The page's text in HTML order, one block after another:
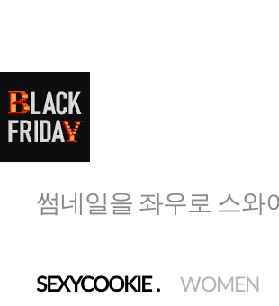
썸네일을 좌우로 스와
SEXYCOOKIE. WOMEN